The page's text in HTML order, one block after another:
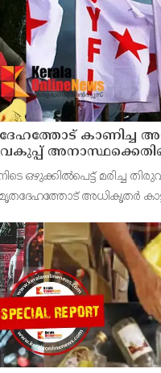
കാണിച്ച
വേണം; ഡിവൈഎഫ്ഐ
ഒഴുക്കിൽപെട്ട് മരിച്ച
മൃതദേഹത്തോട് അധികൃതർ
ശക്തമായി